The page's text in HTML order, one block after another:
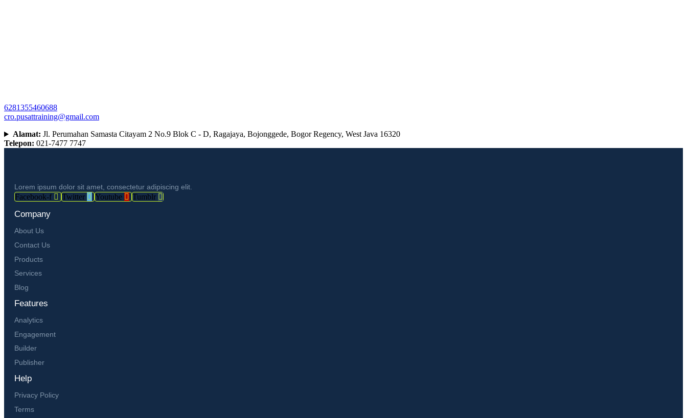
6281355460688
cro.pusattraining@gmail.com
Alamat: Jl. Perumahan Samasta Citayam 2 No.9 Blok C - D, Ragajaya, Bojonggede, Bogor Regency, West Java 16320
Telepon: 021-7477 7747
Lorem ipsum dolor sit amet, consectetur adipiscing elit.
Facebook-f Twitter Youtube Tumblr
Company
About Us
Contact Us
Products
Services
Blog
Features
Analytics
Engagement
Builder
Publisher
Help
Privacy Policy
Terms